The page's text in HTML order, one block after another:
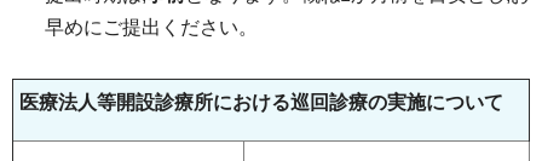
早めにご提出ください。
医療法人等開設診療所における巡回診療の実施について